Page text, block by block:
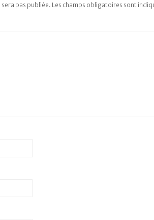
pas publiée. Les champs obligatoires sont